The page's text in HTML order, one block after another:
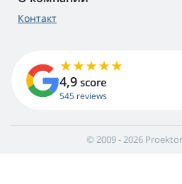
Контакт
4,9 score
545 reviews
© 2009 - 2026